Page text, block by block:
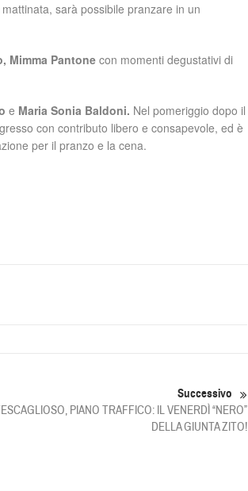
sarà possibile pranzare in un
Mimma Pantone con momenti degustativi di
e Maria Sonia Baldoni. Nel pomeriggio dopo il
con contributo libero e consapevole, ed è
per il pranzo e la cena.
Successivo
PIANO TRAFFICO: IL VENERDÌ “NERO”
DELLA GIUNTA ZITO!